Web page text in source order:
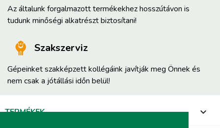
Az általunk forgalmazott termékekhez hosszútávon is
tudunk minőségi alkatrészt biztosítani!
Szakszerviz
Gépeinket szakképzett kollégáink javítják meg Önnek és
nem csak a jótállási időn belül!
TERMÉKEK 